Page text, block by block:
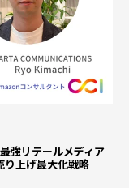
強リテールメディア
上げ最大化戦略